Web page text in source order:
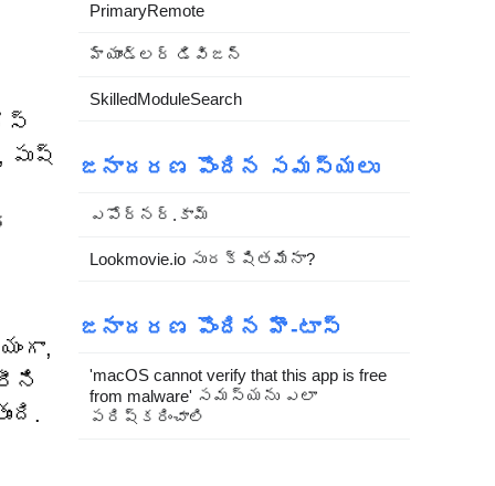
PrimaryRemote
హ్యాండ్లర్ డివిజన్
SkilledModuleSearch
జనాదరణ పొందిన సమస్యలు
ఎపోర్నర్.కామ్
Lookmovie.io సురక్షితమేనా?
జనాదరణ పొందిన హౌ-టాస్
'macOS cannot verify that this app is free
from malware' సమస్యను ఎలా
పరిష్కరించాలి